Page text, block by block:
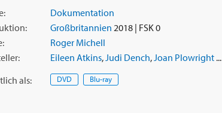
Dokumentation
Großbritannien 2018 | FSK 0
Roger Michell
Eileen Atkins,Judi Dench,Joan Plowright...
als: DVD Blu-ray